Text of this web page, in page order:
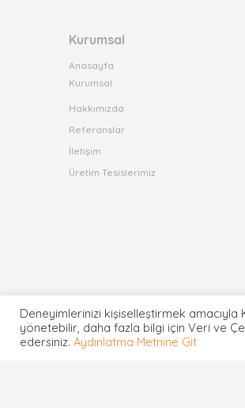
Kurumsal
Anasayfa
Kurumsal
Hakkımızda
Referanslar
İletişim
Üretim Tesislerimiz
Deneyimlerinizi kişiselleştirmek amacıyla
yönetebilir, daha fazla bilgi için Veri ve
edersiniz. Aydınlatma Metnine Git